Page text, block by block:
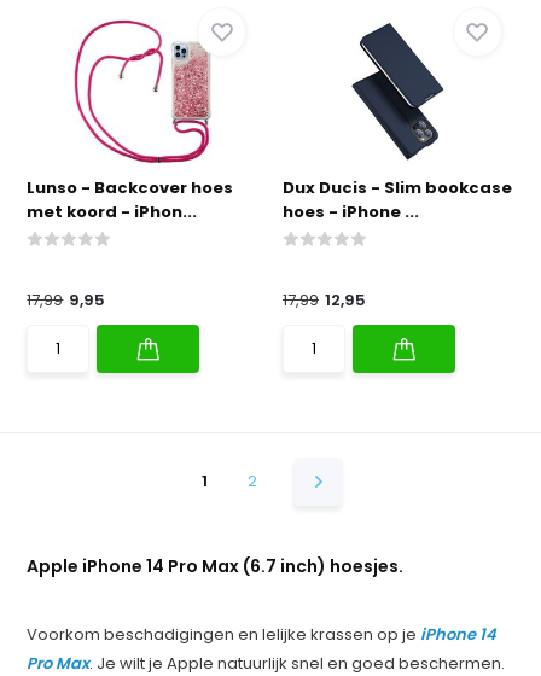
Lunso - Backcover hoes
met koord - iPhon...
17,99 9,95
Dux Ducis - Slim bookcase
hoes - iPhone ...
17,99 12,95
1 2
Apple iPhone 14 Pro Max (6.7 inch) hoesjes.
Voorkom beschadigingen en lelijke krassen op je iPhone 14
Pro Max. Je wilt je Apple natuurlijk snel en goed beschermen.